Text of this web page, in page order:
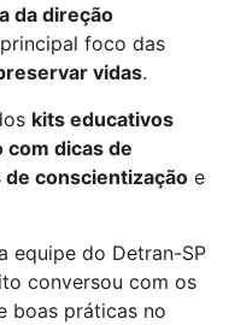
da direção
foco das
vidas.
kits educativos
dicas de
conscientização e
equipe do Detran-SP
conversou com os
boas práticas no